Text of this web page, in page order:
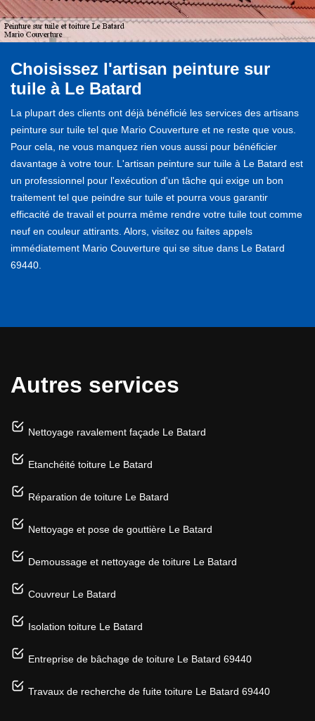
Choisissez l'artisan peinture sur
tuile à Le Batard
La plupart des clients ont déjà bénéficié les services des artisans
peinture sur tuile tel que Mario Couverture et ne reste que vous.
Pour cela, ne vous manquez rien vous aussi pour bénéficier
davantage à votre tour. L'artisan peinture sur tuile à Le Batard est
un professionnel pour l'exécution d'un tâche qui exige un bon
traitement tel que peindre sur tuile et pourra vous garantir
efficacité de travail et pourra même rendre votre tuile tout comme
neuf en couleur attirants. Alors, visitez ou faites appels
immédiatement Mario Couverture qui se situe dans Le Batard
69440.
Autres services
Nettoyage ravalement façade Le Batard
Etanchéité toiture Le Batard
Réparation de toiture Le Batard
Nettoyage et pose de gouttière Le Batard
Demoussage et nettoyage de toiture Le Batard
Couvreur Le Batard
Isolation toiture Le Batard
Entreprise de bâchage de toiture Le Batard 69440
Travaux de recherche de fuite toiture Le Batard 69440